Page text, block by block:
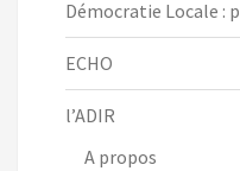
Démocratie Locale :
ECHO
l’ADIR
A propos